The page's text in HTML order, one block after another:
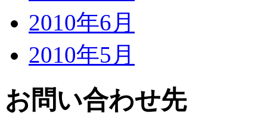
2010年6月
2010年5月
お問い合わせ先